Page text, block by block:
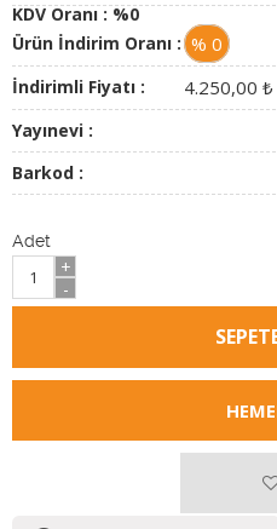
KDV Oranı :%0
Ürün İndirim Oranı : % 0
İndirimli Fiyatı : 4.250,00 ₺
Yayınevi :
Barkod :
Adet
+
-